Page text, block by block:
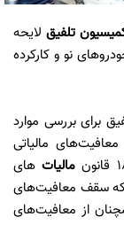
تلفیق لایحه
نو و کارکرده
برای بررسی موارد
سقف معافیت‌های مالیاتی
مالیاتهای
که سقف معافیت‌های
از معافیت‌های